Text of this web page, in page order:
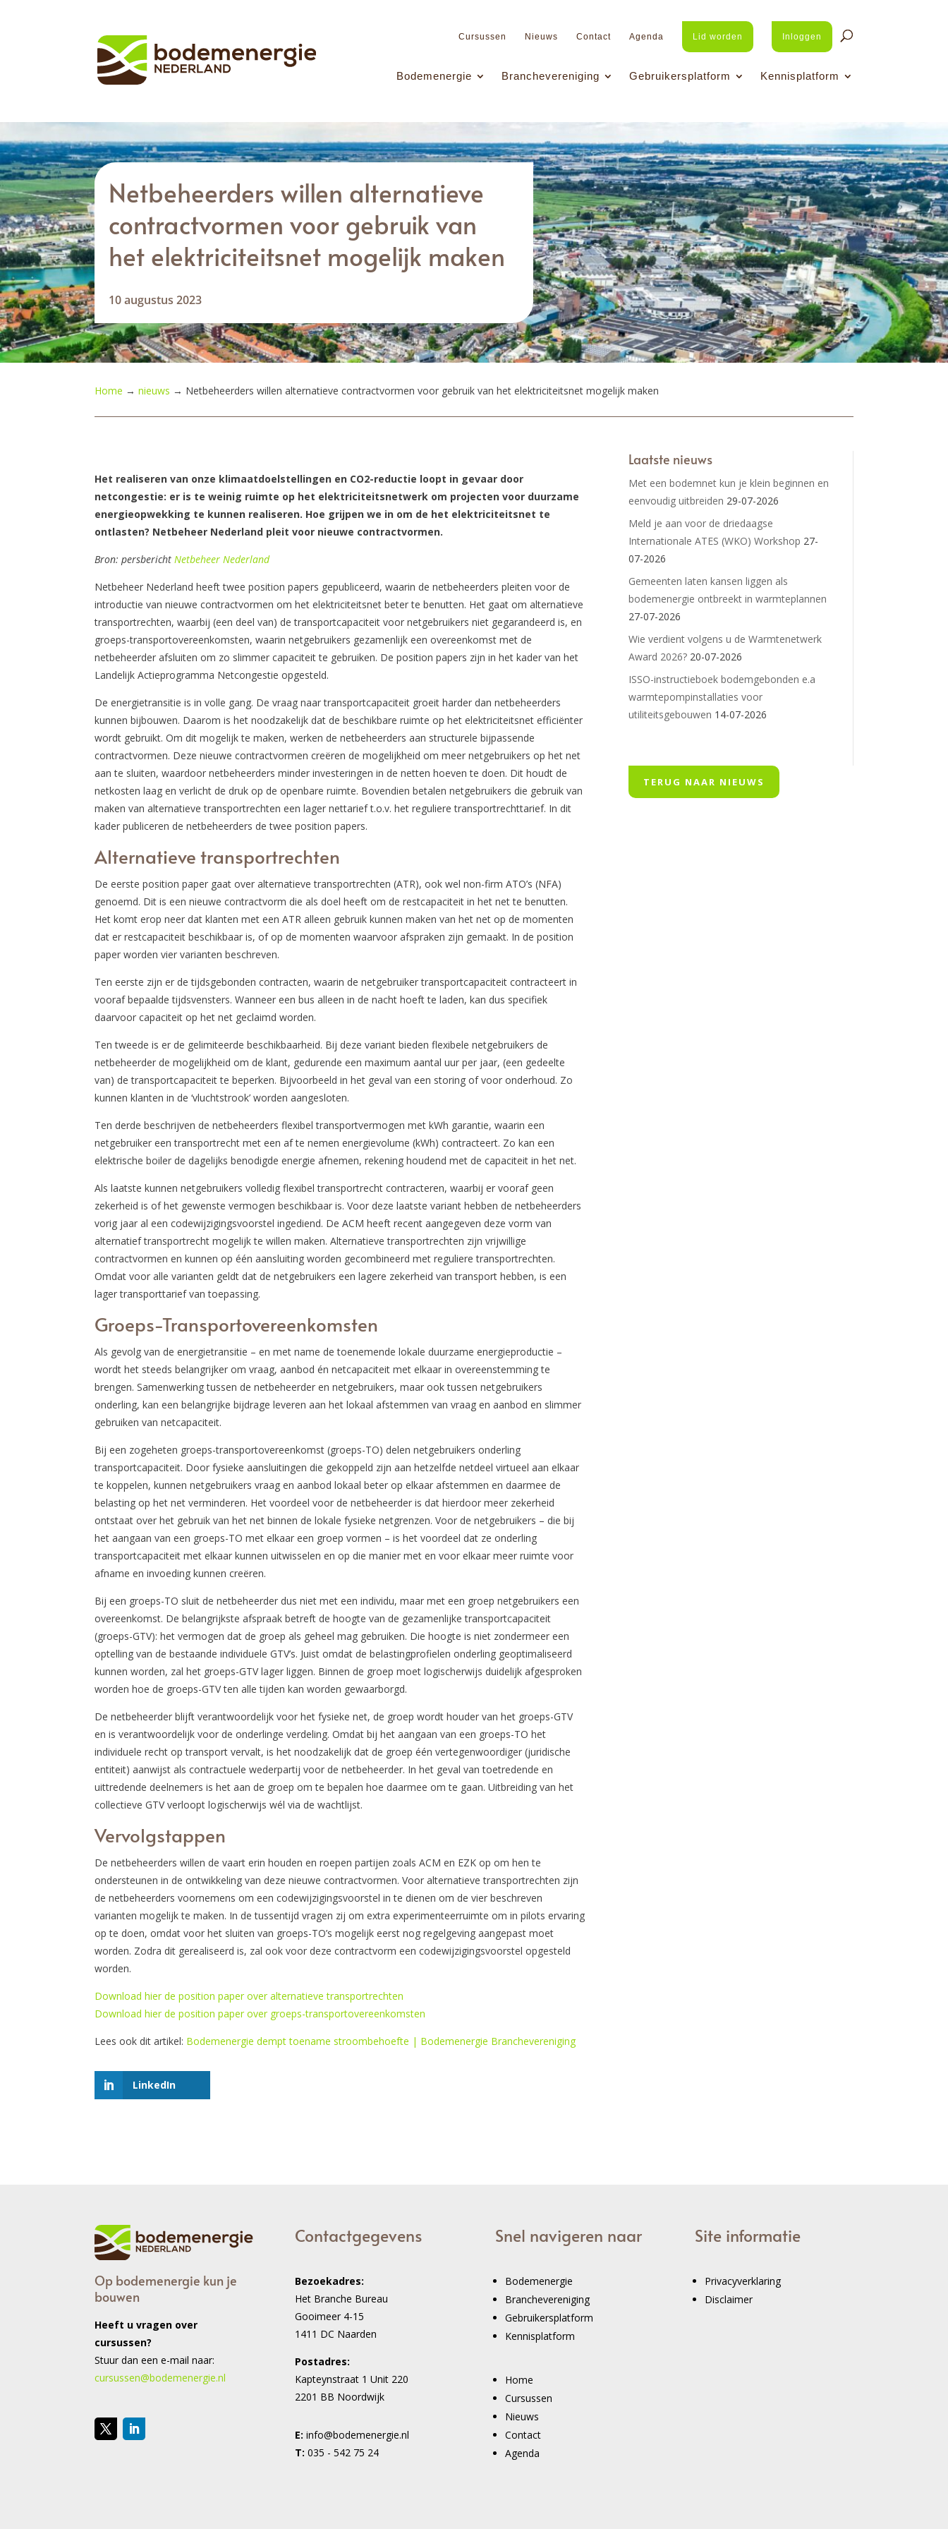
Cursussen Nieuws Contact Agenda Lid worden Inloggen
Bodemenergie Branchevereniging Gebruikersplatform Kennisplatform
Netbeheerders willen alternatieve
contractvormen voor gebruik van
het elektriciteitsnet mogelijk maken
10 augustus 2023
Home →nieuws → Netbeheerders willen alternatieve contractvormen voor gebruik van het elektriciteitsnet mogelijk maken
Het realiseren van onze klimaatdoelstellingen en CO2-reductie loopt in gevaar door
netcongestie: er is te weinig ruimte op het elektriciteitsnetwerk om projecten voor duurzame
energieopwekking te kunnen realiseren. Hoe grijpen we in om de het elektriciteitsnet te
ontlasten? Netbeheer Nederland pleit voor nieuwe contractvormen.
Bron: persberichtNetbeheer Nederland
Netbeheer Nederland heeft twee position papers gepubliceerd, waarin de netbeheerders pleiten voor de
introductie van nieuwe contractvormen om het elektriciteitsnet beter te benutten. Het gaat om alternatieve
transportrechten, waarbij (een deel van) de transportcapaciteit voor netgebruikers niet gegarandeerd is, en
groeps-transportovereenkomsten, waarin netgebruikers gezamenlijk een overeenkomst met de
netbeheerder afsluiten om zo slimmer capaciteit te gebruiken. De position papers zijn in het kader van het
Landelijk Actieprogramma Netcongestie opgesteld.
De energietransitie is in volle gang. De vraag naar transportcapaciteit groeit harder dan netbeheerders
kunnen bijbouwen. Daarom is het noodzakelijk dat de beschikbare ruimte op het elektriciteitsnet efficiënter
wordt gebruikt. Om dit mogelijk te maken, werken de netbeheerders aan structurele bijpassende
contractvormen. Deze nieuwe contractvormen creëren de mogelijkheid om meer netgebruikers op het net
aan te sluiten, waardoor netbeheerders minder investeringen in de netten hoeven te doen. Dit houdt de
netkosten laag en verlicht de druk op de openbare ruimte. Bovendien betalen netgebruikers die gebruik van
maken van alternatieve transportrechten een lager nettarief t.o.v. het reguliere transportrechttarief. In dit
kader publiceren de netbeheerders de twee position papers.
Alternatieve transportrechten
De eerste position paper gaat over alternatieve transportrechten (ATR), ook wel non-firm ATO’s (NFA)
genoemd. Dit is een nieuwe contractvorm die als doel heeft om de restcapaciteit in het net te benutten.
Het komt erop neer dat klanten met een ATR alleen gebruik kunnen maken van het net op de momenten
dat er restcapaciteit beschikbaar is, of op de momenten waarvoor afspraken zijn gemaakt. In de position
paper worden vier varianten beschreven.
Ten eerste zijn er de tijdsgebonden contracten, waarin de netgebruiker transportcapaciteit contracteert in
vooraf bepaalde tijdsvensters. Wanneer een bus alleen in de nacht hoeft te laden, kan dus specifiek
daarvoor capaciteit op het net geclaimd worden.
Ten tweede is er de gelimiteerde beschikbaarheid. Bij deze variant bieden flexibele netgebruikers de
netbeheerder de mogelijkheid om de klant, gedurende een maximum aantal uur per jaar, (een gedeelte
van) de transportcapaciteit te beperken. Bijvoorbeeld in het geval van een storing of voor onderhoud. Zo
kunnen klanten in de ‘vluchtstrook’ worden aangesloten.
Ten derde beschrijven de netbeheerders flexibel transportvermogen met kWh garantie, waarin een
netgebruiker een transportrecht met een af te nemen energievolume (kWh) contracteert. Zo kan een
elektrische boiler de dagelijks benodigde energie afnemen, rekening houdend met de capaciteit in het net.
Als laatste kunnen netgebruikers volledig flexibel transportrecht contracteren, waarbij er vooraf geen
zekerheid is of het gewenste vermogen beschikbaar is. Voor deze laatste variant hebben de netbeheerders
vorig jaar al een codewijzigingsvoorstel ingediend. De ACM heeft recent aangegeven deze vorm van
alternatief transportrecht mogelijk te willen maken. Alternatieve transportrechten zijn vrijwillige
contractvormen en kunnen op één aansluiting worden gecombineerd met reguliere transportrechten.
Omdat voor alle varianten geldt dat de netgebruikers een lagere zekerheid van transport hebben, is een
lager transporttarief van toepassing.
Groeps-Transportovereenkomsten
Als gevolg van de energietransitie – en met name de toenemende lokale duurzame energieproductie –
wordt het steeds belangrijker om vraag, aanbod én netcapaciteit met elkaar in overeenstemming te
brengen. Samenwerking tussen de netbeheerder en netgebruikers, maar ook tussen netgebruikers
onderling, kan een belangrijke bijdrage leveren aan het lokaal afstemmen van vraag en aanbod en slimmer
gebruiken van netcapaciteit.
Bij een zogeheten groeps-transportovereenkomst (groeps-TO) delen netgebruikers onderling
transportcapaciteit. Door fysieke aansluitingen die gekoppeld zijn aan hetzelfde netdeel virtueel aan elkaar
te koppelen, kunnen netgebruikers vraag en aanbod lokaal beter op elkaar afstemmen en daarmee de
belasting op het net verminderen. Het voordeel voor de netbeheerder is dat hierdoor meer zekerheid
ontstaat over het gebruik van het net binnen de lokale fysieke netgrenzen. Voor de netgebruikers – die bij
het aangaan van een groeps-TO met elkaar een groep vormen – is het voordeel dat ze onderling
transportcapaciteit met elkaar kunnen uitwisselen en op die manier met en voor elkaar meer ruimte voor
afname en invoeding kunnen creëren.
Bij een groeps-TO sluit de netbeheerder dus niet met een individu, maar met een groep netgebruikers een
overeenkomst. De belangrijkste afspraak betreft de hoogte van de gezamenlijke transportcapaciteit
(groeps-GTV): het vermogen dat de groep als geheel mag gebruiken. Die hoogte is niet zondermeer een
optelling van de bestaande individuele GTV’s. Juist omdat de belastingprofielen onderling geoptimaliseerd
kunnen worden, zal het groeps-GTV lager liggen. Binnen de groep moet logischerwijs duidelijk afgesproken
worden hoe de groeps-GTV ten alle tijden kan worden gewaarborgd.
De netbeheerder blijft verantwoordelijk voor het fysieke net, de groep wordt houder van het groeps-GTV
en is verantwoordelijk voor de onderlinge verdeling. Omdat bij het aangaan van een groeps-TO het
individuele recht op transport vervalt, is het noodzakelijk dat de groep één vertegenwoordiger (juridische
entiteit) aanwijst als contractuele wederpartij voor de netbeheerder. In het geval van toetredende en
uittredende deelnemers is het aan de groep om te bepalen hoe daarmee om te gaan. Uitbreiding van het
collectieve GTV verloopt logischerwijs wél via de wachtlijst.
Vervolgstappen
De netbeheerders willen de vaart erin houden en roepen partijen zoals ACM en EZK op om hen te
ondersteunen in de ontwikkeling van deze nieuwe contractvormen. Voor alternatieve transportrechten zijn
de netbeheerders voornemens om een codewijzigingsvoorstel in te dienen om de vier beschreven
varianten mogelijk te maken. In de tussentijd vragen zij om extra experimenteerruimte om in pilots ervaring
op te doen, omdat voor het sluiten van groeps-TO’s mogelijk eerst nog regelgeving aangepast moet
worden. Zodra dit gerealiseerd is, zal ook voor deze contractvorm een codewijzigingsvoorstel opgesteld
worden.
Download hier de position paper over alternatieve transportrechten
Download hier de position paper over groeps-transportovereenkomsten
Lees ook dit artikel: Bodemenergie dempt toename stroombehoefte | Bodemenergie Branchevereniging
LinkedIn
Laatste nieuws
Met een bodemnet kun je klein beginnen en
eenvoudig uitbreiden 29-07-2026
Meld je aan voor de driedaagse
Internationale ATES (WKO) Workshop 27-
07-2026
Gemeenten laten kansen liggen als
bodemenergie ontbreekt in warmteplannen
27-07-2026
Wie verdient volgens u de Warmtenetwerk
Award 2026? 20-07-2026
ISSO-instructieboek bodemgebonden e.a
warmtepompinstallaties voor
utiliteitsgebouwen 14-07-2026
TERUG NAAR NIEUWS
Op bodemenergie kun je
bouwen
Heeft u vragen over
cursussen?
Stuur dan een e-mail naar:
cursussen@bodemenergie.nl
Contactgegevens
Bezoekadres:
Het Branche Bureau
Gooimeer 4-15
1411 DC Naarden
Postadres:
Kapteynstraat 1 Unit 220
2201 BB Noordwijk
E: info@bodemenergie.nl
T: 035 - 542 75 24
Snel navigeren naar
Bodemenergie
Branchevereniging
Gebruikersplatform
Kennisplatform
Home
Cursussen
Nieuws
Contact
Agenda
Site informatie
Privacyverklaring
Disclaimer